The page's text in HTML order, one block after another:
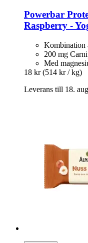
Powerbar
Raspberry -​
Kombination
200 mg
Med
18 kr (514 kr / kg)
Leverans till 18.